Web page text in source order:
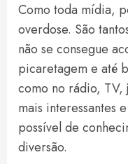
Como toda mídia,
overdose. São
não se consegue
picaretagem e até
como no rádio, TV,
mais interessantes
possível de
diversão.